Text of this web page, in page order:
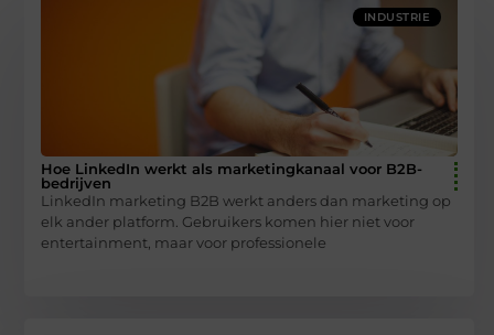
INDUSTRIE
Hoe LinkedIn werkt als marketingkanaal voor B2B-
bedrijven
LinkedIn marketing B2B werkt anders dan marketing op
elk ander platform. Gebruikers komen hier niet voor
entertainment, maar voor professionele